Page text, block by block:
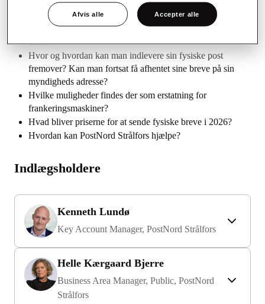
På webinaret kommer vi ind på følgende:
Hvilke konvolutter kan jeg bruge og er der særlige krav til
disse?
Hvor og hvordan kan man indlevere sin fysiske post
fremover? Kan man fortsat få afhentet sine breve på sin
myndigheds adresse?
Hvilke muligheder findes der som erstatning for
frankeringsmaskiner?
Hvad bliver priserne for at sende fysiske breve i 2026?
Hvordan kan PostNord Strålfors hjælpe?
Indlægsholdere
Kenneth Lundø
Key Account Manager, PostNord Strålfors
Helle Kærgaard Bjerre
Business Area Manager, Public, PostNord
Strålfors
Afvis alle Accepter alle